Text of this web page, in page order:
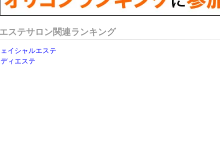
エステサロン関連ランキング
イシャルエステ
ィエステ